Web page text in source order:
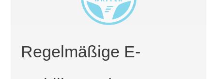
Regelmäßige E-